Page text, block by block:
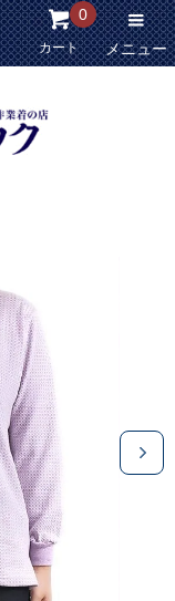
カート
0
メニュー